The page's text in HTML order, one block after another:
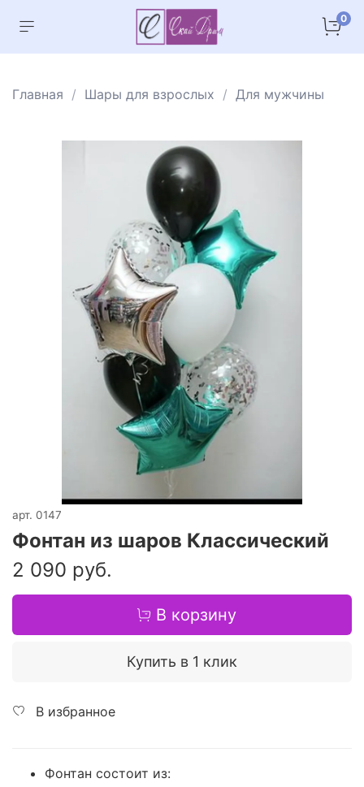
0
Главная Шары для взрослых Для мужчины
арт. 0147
Фонтан из шаров Классический
2 090 руб.
В корзину
Купить в 1 клик
В избранное
Фонтан состоит из: